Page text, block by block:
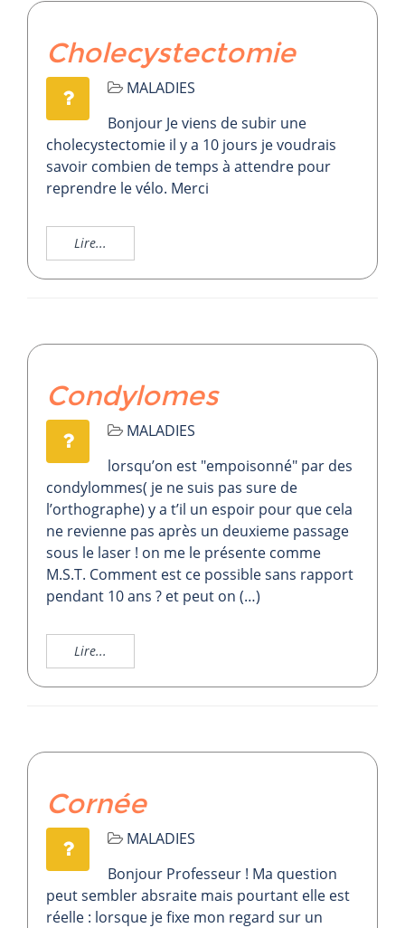
Cholecystectomie
MALADIES
Bonjour Je viens de subir une
cholecystectomie il y a 10 jours je voudrais
savoir combien de temps à attendre pour
reprendre le vélo. Merci
Lire...
Condylomes
MALADIES
lorsqu’on est "empoisonné" par des
condylommes( je ne suis pas sure de
l’orthographe) y a t’il un espoir pour que cela
ne revienne pas après un deuxieme passage
sous le laser ! on me le présente comme
M.S.T. Comment est ce possible sans rapport
pendant 10 ans ? et peut on (…)
Lire...
Cornée
MALADIES
Bonjour Professeur ! Ma question
peut sembler absraite mais pourtant elle est
réelle : lorsque je fixe mon regard sur un